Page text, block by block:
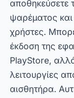
2. Fishbrain:
Ψαράδων
Το Fishbrain
απλή